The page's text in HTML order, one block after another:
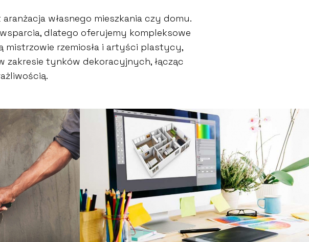
własnego mieszkania czy domu.
dlatego oferujemy kompleksowe
mistrzowie rzemiosła i artyści plastycy,
zakresie tynków dekoracyjnych, łącząc